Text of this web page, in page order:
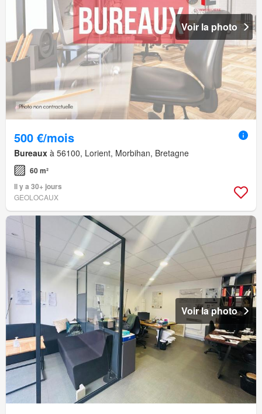
Voir la photo
500 €/mois
Bureaux à 56100, Lorient, Morbihan, Bretagne
60 m²
Il y a 30+ jours
GEOLOCAUX
Voir la photo